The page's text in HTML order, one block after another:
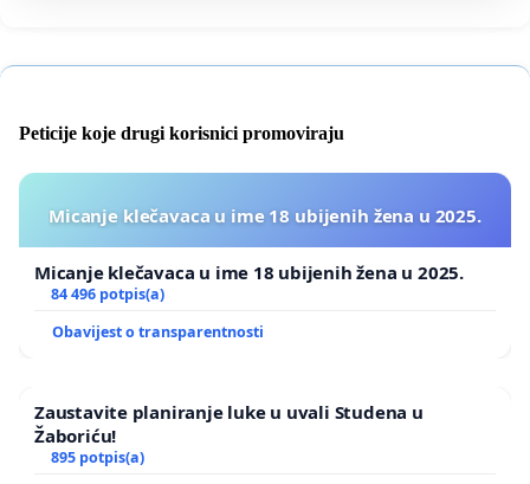
Peticije koje drugi korisnici promoviraju
Micanje klečavaca u ime 18 ubijenih žena u 2025.
Micanje klečavaca u ime 18 ubijenih žena u 2025.
84 496 potpis(a)
Obavijest o transparentnosti
Zaustavite planiranje luke u uvali Studena u
Žaboriću!
895 potpis(a)